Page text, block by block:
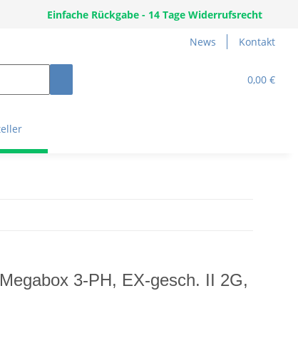
Einfache Rückgabe - 14 Tage Widerrufsrecht
News Kontakt
0,00 €
3-PH, EX-gesch. II 2G,